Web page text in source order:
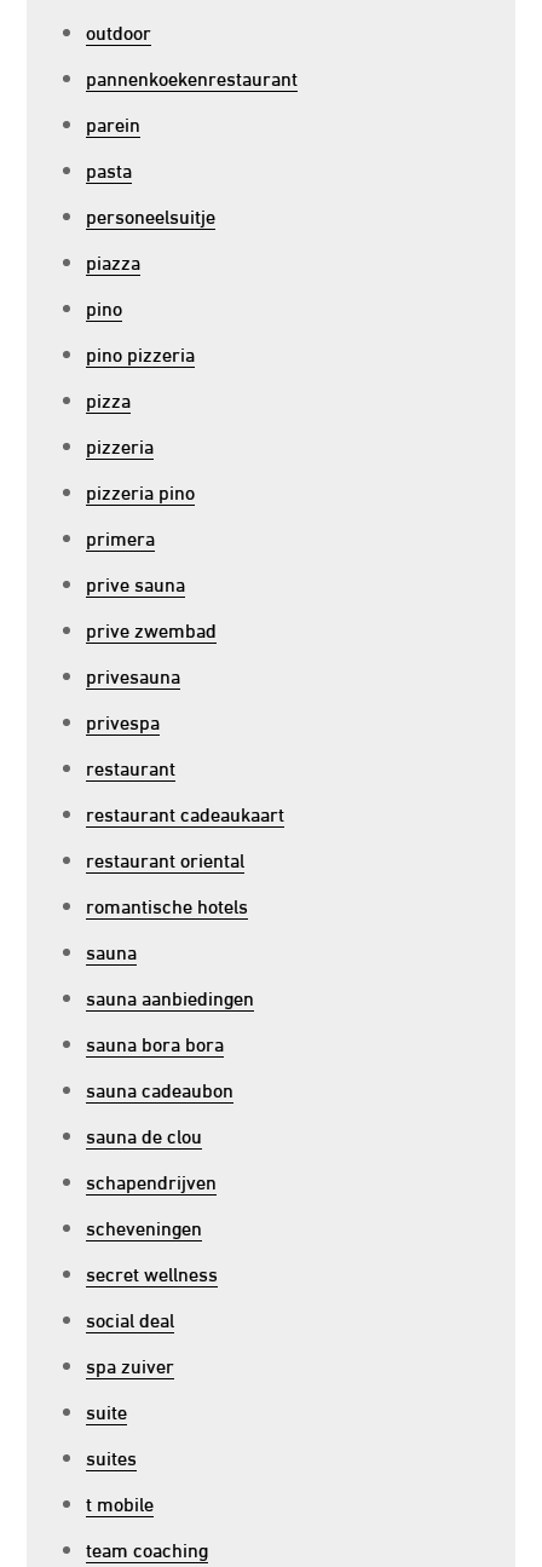
outdoor
pannenkoekenrestaurant
parein
pasta
personeelsuitje
piazza
pino
pino pizzeria
pizza
pizzeria
pizzeria pino
primera
prive sauna
prive zwembad
privesauna
privespa
restaurant
restaurant cadeaukaart
restaurant oriental
romantische hotels
sauna
sauna aanbiedingen
sauna bora bora
sauna cadeaubon
sauna de clou
schapendrijven
scheveningen
secret wellness
social deal
spa zuiver
suite
suites
t mobile
team coaching